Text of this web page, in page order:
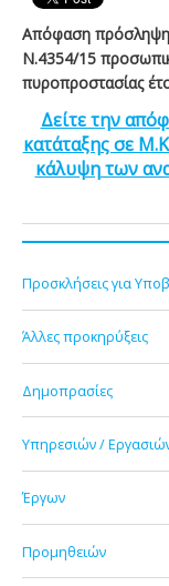
Απόφαση
Ν.4354/15
πυροπροστασίας
Δείτε την
κατάταξης σε
κάλυψη των
Προσκλήσεις για
Άλλες προκηρύξεις
Δημοπρασίες
Υπηρεσιών /
Έργων
Προμηθειών